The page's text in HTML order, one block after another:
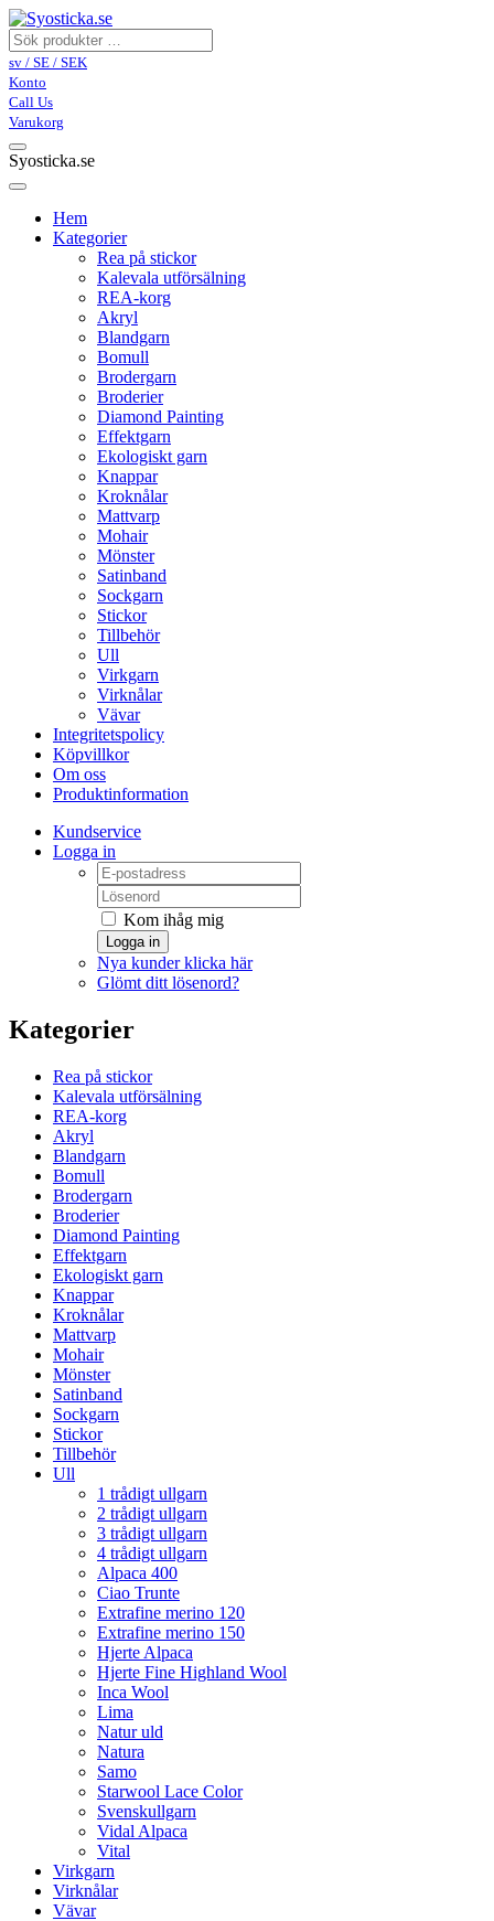
sv / SE / SEK
Konto
Call Us
Varukorg
Syosticka.se
Hem
Kategorier
Rea på stickor
Kalevala utförsälning
REA-korg
Akryl
Blandgarn
Bomull
Brodergarn
Broderier
Diamond Painting
Effektgarn
Ekologiskt garn
Knappar
Kroknålar
Mattvarp
Mohair
Mönster
Satinband
Sockgarn
Stickor
Tillbehör
Ull
Virkgarn
Virknålar
Vävar
Integritetspolicy
Köpvillkor
Om oss
Produktinformation
Kundservice
Logga in
Kom ihåg mig
Logga in
Nya kunder klicka här
Glömt ditt lösenord?
Kategorier
Rea på stickor
Kalevala utförsälning
REA-korg
Akryl
Blandgarn
Bomull
Brodergarn
Broderier
Diamond Painting
Effektgarn
Ekologiskt garn
Knappar
Kroknålar
Mattvarp
Mohair
Mönster
Satinband
Sockgarn
Stickor
Tillbehör
Ull
1 trådigt ullgarn
2 trådigt ullgarn
3 trådigt ullgarn
4 trådigt ullgarn
Alpaca 400
Ciao Trunte
Extrafine merino 120
Extrafine merino 150
Hjerte Alpaca
Hjerte Fine Highland Wool
Inca Wool
Lima
Natur uld
Natura
Samo
Starwool Lace Color
Svenskullgarn
Vidal Alpaca
Vital
Virkgarn
Virknålar
Vävar